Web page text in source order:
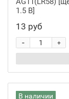
1.5 В]
13 руб
+
-
В наличии